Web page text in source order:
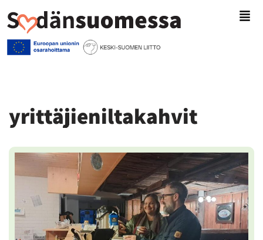
Siirry
suoraan
yrittäjieniltakahvit